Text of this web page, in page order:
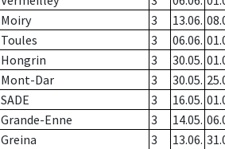
Moiry 3 13.06.
Toules 3 06.06.
Hongrin 3 30.05.
Mont-Dar 3 30.05.
SADE 3 16.05.
Grande-Enne 3 14.05.
Greina 3 13.06.